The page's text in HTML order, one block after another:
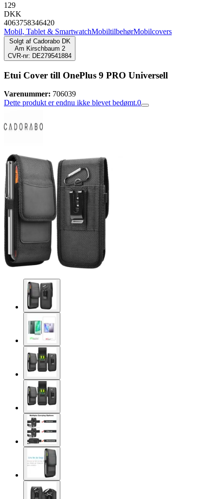
129
DKK
4063758346420
Mobil, Tablet & SmartwatchMobiltilbehørMobilcovers
Solgt af Cadorabo DK
Am Kirschbaum 2
CVR-nr: DE279541884
Etui Cover till OnePlus 9 PRO Universell
Varenummer: 706039
Dette produkt er endnu ikke blevet bedømt.0